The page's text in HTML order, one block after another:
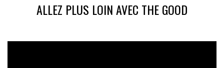
ALLEZ PLUS LOIN AVEC THE GOOD